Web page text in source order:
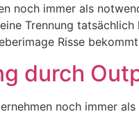
noch immer als
Trennung
Risse
durch
noch immer